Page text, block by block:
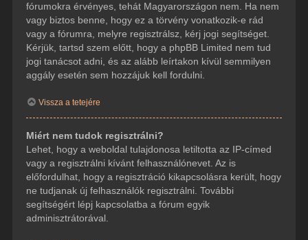
fórumokra érvényes, tehát Magyarországon nem. Ha nem
vagy biztos benne, hogy ez a törvény vonatkozik-e rád
vagy a fórumra, melyre regisztrálsz, kérj jogi segítséget.
Kérjük, tartsd szem előtt, hogy a phpBB Limited nem tud
jogi tanácsot adni, és az alább leírtakon kívül semmilyen
aggály esetén sem hozzájuk kell fordulni.
Vissza a tetejére
Miért nem tudok regisztrálni?
Lehet, hogy a weboldal tulajdonosa letiltotta az IP-címed
vagy a regisztrálni kívánt felhasználónevet. Az is
előfordulhat, hogy a regisztráció kikapcsolásra került, hogy
ne tudjanak új felhasználók regisztrálni. További
segítségért lépj kapcsolatba a fórum egyik
adminisztrátorával.